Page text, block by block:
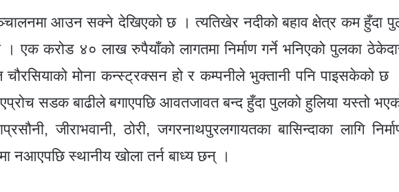
आउन सक्ने देखिएको छ । त्यतिखेर नदीको बहाव क्षेत्र कम हुँदा
। एक करोड ४० लाख रुपैयाँको लागतमा निर्माण गर्ने भनिएको पुलका
चौरसियाको मोना कन्स्ट्रक्सन हो र कम्पनीले भुक्तानी पनि पाइसकेको छ
सडक बाढीले बगाएपछि आवतजावत बन्द हुँदा पुलको हुलिया यस्तो
जीराभवानी, ठोरी, जगरनाथपुरलगायतका बासिन्दाका लागि
नआएपछि स्थानीय खोला तर्न बाध्य छन् ।